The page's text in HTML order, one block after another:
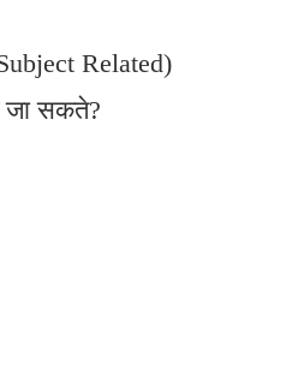
Related)
जा सकते?